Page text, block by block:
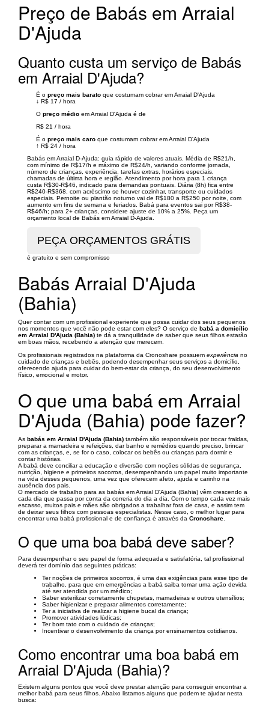
Preço de Babás em Arraial
D'Ajuda
Quanto custa um serviço de Babás
em Arraial D'Ajuda?
É o preço mais barato que costumam cobrar em Arraial D'Ajuda
↓ R$ 17 / hora
O preço médio em Arraial D'Ajuda é de
R$ 21 / hora
É o preço mais caro que costumam cobrar em Arraial D'Ajuda
↑ R$ 24 / hora
Babás em Arraial D-Ajuda: guia rápido de valores atuais. Média de R$21/h,
com mínimo de R$17/h e máximo de R$24/h, variando conforme jornada,
número de crianças, experiência, tarefas extras, horários especiais,
chamadas de última hora e região. Atendimento por hora para 1 criança
custa R$30-R$46, indicado para demandas pontuais. Diária (8h) fica entre
R$240-R$368, com acréscimo se houver cozinhar, transporte ou cuidados
especiais. Pernoite ou plantão noturno vai de R$180 a R$250 por noite, com
aumento em fins de semana e feriados. Babá para eventos sai por R$38-
R$46/h; para 2+ crianças, considere ajuste de 10% a 25%. Peça um
orçamento local de Babás em Arraial D-Ajuda.
é gratuito e sem compromisso
Babás Arraial D'Ajuda
(Bahia)
Quer contar com um profissional experiente que possa cuidar dos seus pequenos
nos momentos que você não pode estar com eles? O serviço de babá a domicílio
em Arraial D'Ajuda (Bahia) te dá a tranquilidade de saber que seus filhos estarão
em boas mãos, recebendo a atenção que merecem.
Os profissionais registrados na plataforma da Cronoshare possuem experiência no
cuidado de crianças e bebês, podendo desempenhar seus serviços a domicílio,
oferecendo ajuda para cuidar do bem-estar da criança, do seu desenvolvimento
físico, emocional e motor.
O que uma babá em Arraial
D'Ajuda (Bahia) pode fazer?
As babás em Arraial D'Ajuda (Bahia) também são responsáveis por trocar fraldas,
preparar a mamadeira e refeições, dar banho e remédios quando preciso, brincar
com as crianças, e, se for o caso, colocar os bebês ou crianças para dormir e
contar histórias.
A babá deve conciliar a educação e diversão com noções sólidas de segurança,
nutrição, higiene e primeiros socorros, desempenhando um papel muito importante
na vida desses pequenos, uma vez que oferecem afeto, ajuda e carinho na
ausência dos pais.
O mercado de trabalho para as babás em Arraial D'Ajuda (Bahia) vêm crescendo a
cada dia que passa por conta da correria do dia a dia. Com o tempo cada vez mais
escasso, muitos pais e mães são obrigados a trabalhar fora de casa, e assim tem
de deixar seus filhos com pessoas especialistas. Nesse caso, o melhor lugar para
encontrar uma babá profissional e de confiança é através da Cronoshare
O que uma boa babá deve saber?
Para desempenhar o seu papel de forma adequada e satisfatória, tal profissional
deverá ter domínio das seguintes práticas:
Ter noções de primeiros socorros, é uma das exigências para esse tipo de
trabalho, para que em emergências a babá saiba tomar uma ação devida
até ser atendida por um médico;
Saber esterilizar corretamente chupetas, mamadeiras e outros utensílios;
Saber higienizar e preparar alimentos corretamente;
Ter a iniciativa de realizar a higiene bucal da criança;
Promover atividades lúdicas;
Ter bom tato com o cuidado de crianças;
Incentivar o desenvolvimento da criança por ensinamentos cotidianos.
Como encontrar uma boa babá em
Arraial D'Ajuda (Bahia)?
Existem alguns pontos que você deve prestar atenção para conseguir encontrar a
melhor babá para seus filhos. Abaixo listamos alguns que podem te ajudar nesta
busca: